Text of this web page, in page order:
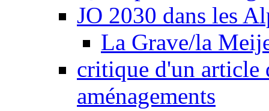
JO 2030 dans les
La Grave/la
critique d'un article
aménagements